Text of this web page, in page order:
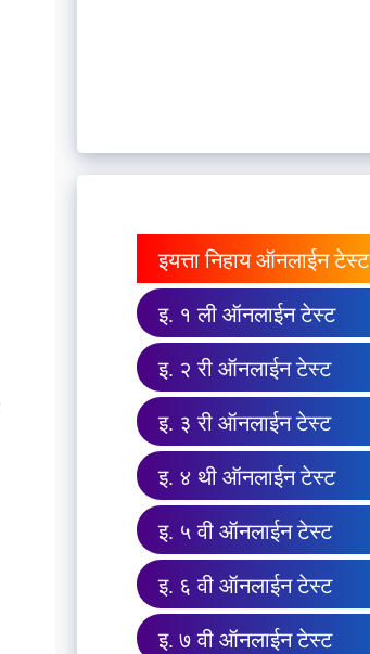
इयत्ता निहाय ऑनलाईन टेस्ट
इ. १ ली ऑनलाईन टेस्ट
इ. २ री ऑनलाईन टेस्ट
इ. ३ री ऑनलाईन टेस्ट
इ. ४ थी ऑनलाईन टेस्ट
इ. ५ वी ऑनलाईन टेस्ट
इ. ६ वी ऑनलाईन टेस्ट
इ. ७ वी ऑनलाईन टेस्ट